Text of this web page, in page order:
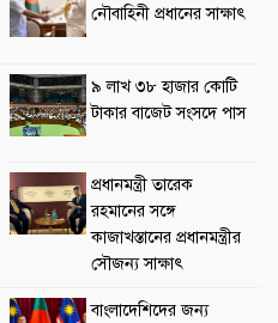
নৌবাহিনী প্রধানের সাক্ষাৎ
৯ লাখ ৩৮ হাজার কোটি
টাকার বাজেট সংসদে পাস
প্রধানমন্ত্রী তারেক
রহমানের সঙ্গে
কাজাখস্তানের প্রধানমন্ত্রীর
সৌজন্য সাক্ষাৎ
বাংলাদেশিদের জন্য